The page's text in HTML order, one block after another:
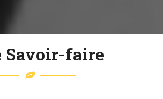
unique et connait son lot de
à apporter, d’éventuelles
Cette approche et les
Savoir-faire